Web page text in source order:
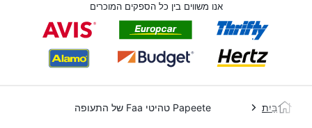
אנו משווים בין כל הספקים המוכרים
בַּיִת Papeete טהיטי Faa של התעופה